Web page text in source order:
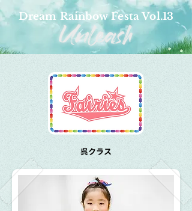
Dream Rainbow Festa Vol.13
呉クラス